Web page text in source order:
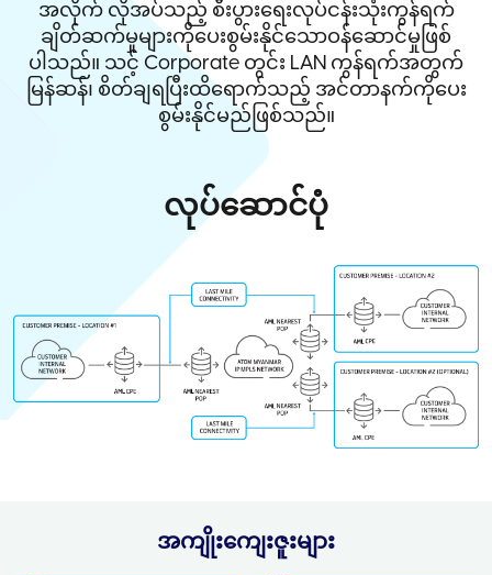
အလိုက် လိုအပ်သည့် စီးပွားရေးလုပ်ငန်းသုံးကွန်ရက်
ချိတ်ဆက်မှုများကိုပေးစွမ်းနိုင်သောဝန်ဆောင်မှုဖြစ်
ပါသည်။ သင့် Corporate တွင်း LAN ကွန်ရက်အတွက်
မြန်ဆန်၊ စိတ်ချရပြီးထိရောက်သည့် အင်တာနက်ကိုပေး
စွမ်းနိုင်မည်ဖြစ်သည်။
လုပ်ဆောင်ပုံ
အကျိုးကျေးဇူးများ